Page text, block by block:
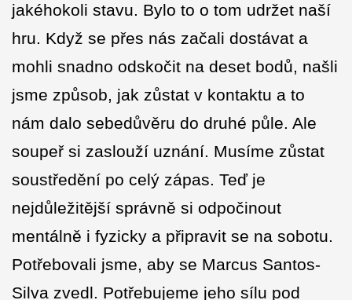
jakéhokoli stavu. Bylo to o tom udržet naší
hru. Když se přes nás začali dostávat a
mohli snadno odskočit na deset bodů, našli
jsme způsob, jak zůstat v kontaktu a to
nám dalo sebedůvěru do druhé půle. Ale
soupeř si zaslouží uznání. Musíme zůstat
soustředění po celý zápas. Teď je
nejdůležitější správně si odpočinout
mentálně i fyzicky a připravit se na sobotu.
Potřebovali jsme, aby se Marcus Santos-
Silva zvedl. Potřebujeme jeho sílu pod